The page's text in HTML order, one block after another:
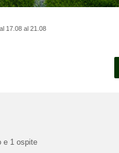
17.08 al 21.08
e 1 ospite